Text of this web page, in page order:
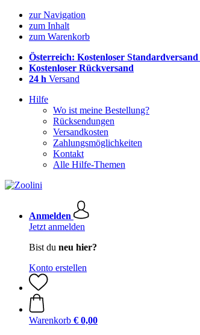
zur Navigation
zum Inhalt
zum Warenkorb
Österreich: Kostenloser Standardversand
Kostenloser Rückversand
24 h Versand
Hilfe
Wo ist meine Bestellung?
Rücksendungen
Versandkosten
Zahlungsmöglichkeiten
Kontakt
Alle Hilfe-Themen
Anmelden
Jetzt anmelden
Bist du neu hier?
Konto erstellen
Warenkorb € 0,00